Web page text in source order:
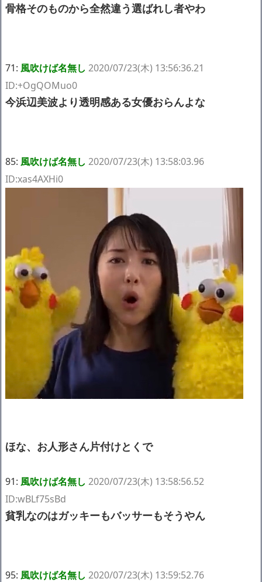
骨格そのものから全然違う選ばれし者やわ
71: 風吹けば名無し 2020/07/23(木) 13:56:36.21
ID:+OgQOMuo0
今浜辺美波より透明感ある女優おらんよな
85: 風吹けば名無し 2020/07/23(木) 13:58:03.96
ID:xas4AXHi0
ほな、お人形さん片付けとくで
91: 風吹けば名無し 2020/07/23(木) 13:58:56.52
ID:wBLf75sBd
貧乳なのはガッキーもバッサーもそうやん
95: 風吹けば名無し 2020/07/23(木) 13:59:52.76